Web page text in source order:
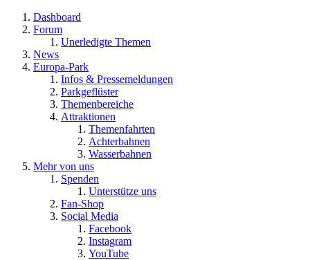
Dashboard
Forum
Unerledigte Themen
News
Europa-Park
Infos & Pressemeldungen
Parkgeflüster
Themenbereiche
Attraktionen
Themenfahrten
Achterbahnen
Wasserbahnen
Mehr von uns
Spenden
Unterstütze uns
Fan-Shop
Social Media
Facebook
Instagram
YouTube